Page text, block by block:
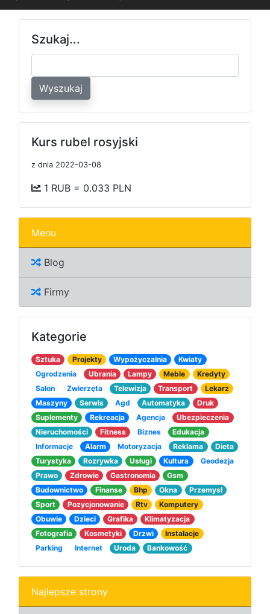
Szukaj...
Wyszukaj
Kurs rubel rosyjski
z dnia 2022-03-08
1 RUB = 0.033 PLN
Menu
Blog
Firmy
Kategorie
Sztuka Projekty Wypożyczalnia
Kwiaty
Ogrodzenia
Ubrania Lampy Meble
Kredyty
Salon
Zwierzęta Telewizja Transport
Lekarz
Maszyny
Serwis Agd Automatyka
Druk
Suplementy
Rekreacja Agencja
Ubezpieczenia
Nieruchomości
Fitness Biznes
Edukacja
Informacje
Alarm Motoryzacja Reklama
Dieta
Turystyka
Rozrywka Usługi Kultura
Geodezja
Prawo
Zdrowie Gastronomia
Gsm
Budownictwo
Finanse Bhp Okna
Przemysł
Sport
Pozycjonowanie Rtv
Komputery
Obuwie
Dzieci Grafika
Klimatyzacja
Fotografia
Kosmetyki Drzwi
Instalacje
Parking
Internet Uroda Bankowość
Najlepsze strony